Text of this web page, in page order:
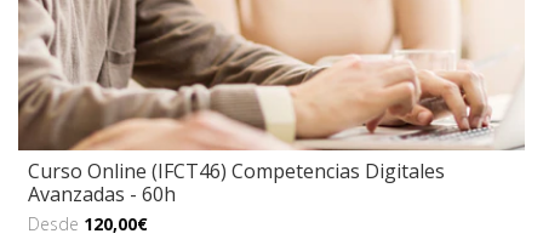
Curso Online (IFCT46) Competencias Digitales
Avanzadas - 60h
Desde 120,00€